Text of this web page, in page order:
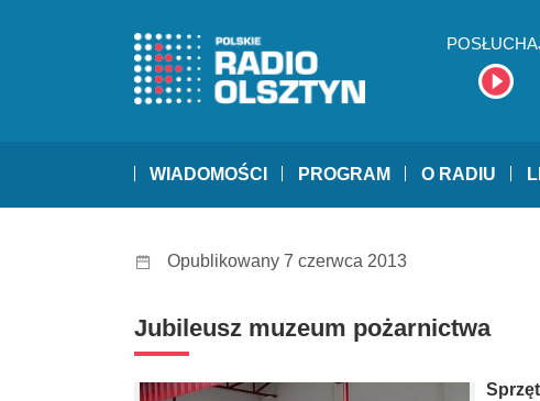
WIADOMOŚCI PROGRAM O RADIU
Opublikowany 7 czerwca 2013
Jubileusz muzeum pożarnictwa